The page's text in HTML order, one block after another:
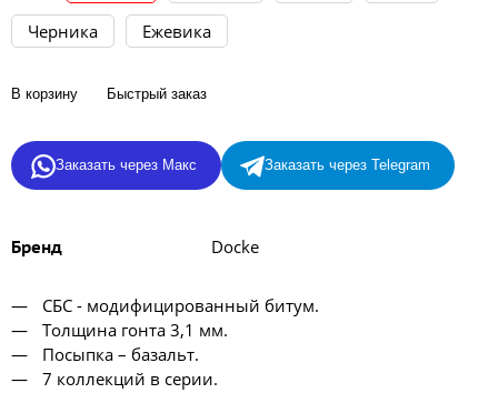
Черника
Ежевика
В корзину Быстрый заказ
Заказать через Макс Заказать через Telegram
Бренд Docke
СБС - модифицированный битум.
Толщина гонта 3,1 мм.
Посыпка – базальт.
7 коллекций в серии.